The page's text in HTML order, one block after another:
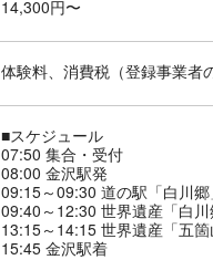
14,300円〜
体験料、消費税（登録事業者
■スケジュール
07:50 集合・受付
08:00 金沢駅発
09:15～09:30 道の駅「白川郷
09:40～12:30 世界遺産「白川
13:15～14:15 世界遺産「五
15:45 金沢駅着